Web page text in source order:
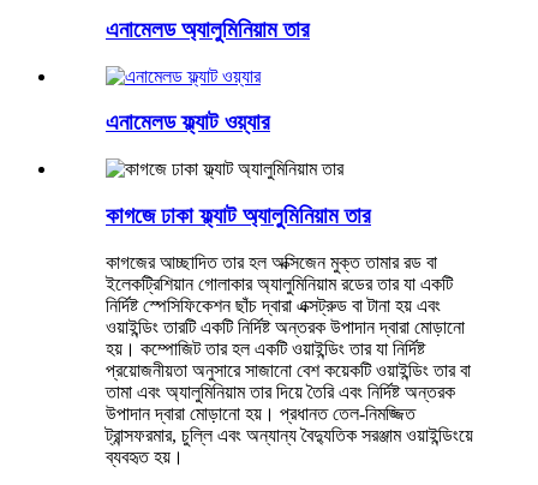
এনামেলড অ্যালুমিনিয়াম তার
এনামেলড ফ্ল্যাট ওয়্যার
কাগজে ঢাকা ফ্ল্যাট অ্যালুমিনিয়াম তার
কাগজের আচ্ছাদিত তার হল অক্সিজেন মুক্ত তামার রড বা
ইলেকট্রিশিয়ান গোলাকার অ্যালুমিনিয়াম রডের তার যা একটি
নির্দিষ্ট স্পেসিফিকেশন ছাঁচ দ্বারা এক্সট্রুড বা টানা হয় এবং
ওয়াইন্ডিং তারটি একটি নির্দিষ্ট অন্তরক উপাদান দ্বারা মোড়ানো
হয়। কম্পোজিট তার হল একটি ওয়াইন্ডিং তার যা নির্দিষ্ট
প্রয়োজনীয়তা অনুসারে সাজানো বেশ কয়েকটি ওয়াইন্ডিং তার বা
তামা এবং অ্যালুমিনিয়াম তার দিয়ে তৈরি এবং নির্দিষ্ট অন্তরক
উপাদান দ্বারা মোড়ানো হয়। প্রধানত তেল-নিমজ্জিত
ট্রান্সফরমার, চুল্লি এবং অন্যান্য বৈদ্যুতিক সরঞ্জাম ওয়াইন্ডিংয়ে
ব্যবহৃত হয়।